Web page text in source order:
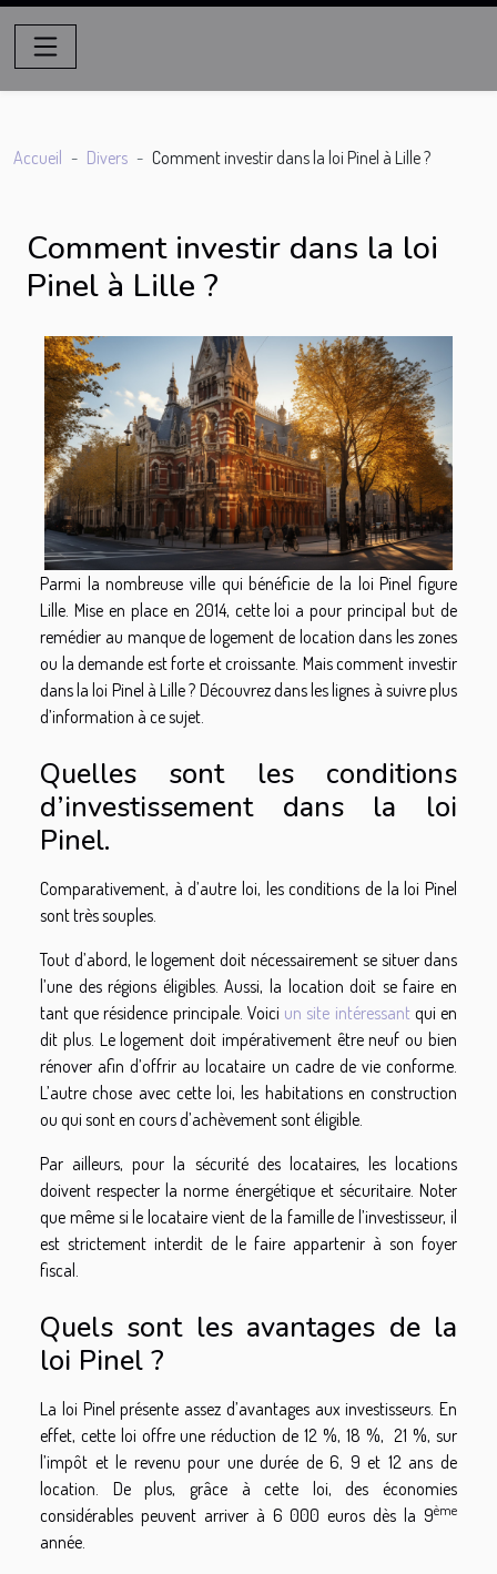
Accueil Divers Comment investir dans la loi Pinel à Lille ?
Comment investir dans la loi
Pinel à Lille ?
Parmi la nombreuse ville qui bénéficie de la loi Pinel figure
Lille. Mise en place en 2014, cette loi a pour principal but de
remédier au manque de logement de location dans les zones
ou la demande est forte et croissante. Mais comment investir
dans la loi Pinel à Lille ? Découvrez dans les lignes à suivre plus
d’information à ce sujet.
Quelles sont les conditions
d’investissement dans la loi
Pinel.
Comparativement, à d’autre loi, les conditions de la loi Pinel
sont très souples.
Tout d’abord, le logement doit nécessairement se situer dans
l’une des régions éligibles. Aussi, la location doit se faire en
tant que résidence principale. Voici un site intéressantqui en
dit plus. Le logement doit impérativement être neuf ou bien
rénover afin d’offrir au locataire un cadre de vie conforme.
L’autre chose avec cette loi, les habitations en construction
ou qui sont en cours d’achèvement sont éligible.
Par ailleurs, pour la sécurité des locataires, les locations
doivent respecter la norme énergétique et sécuritaire. Noter
que même si le locataire vient de la famille de l’investisseur, il
est strictement interdit de le faire appartenir à son foyer
fiscal.
Quels sont les avantages de la
loi Pinel ?
La loi Pinel présente assez d’avantages aux investisseurs. En
effet, cette loi offre une réduction de 12 %, 18 %, 21 %, sur
l’impôt et le revenu pour une durée de 6, 9 et 12 ans de
location. De plus, grâce à cette loi, des économies
considérables peuvent arriver à 6 000 euros dès la 9ème
année.